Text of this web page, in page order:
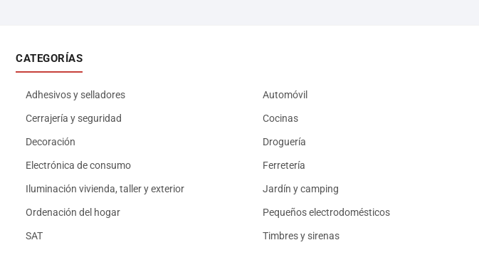
CATEGORÍAS
Adhesivos y selladores Automóvil
Cerrajería y seguridad Cocinas
Decoración Droguería
Electrónica de consumo Ferretería
Iluminación vivienda, taller y exterior Jardín y camping
Ordenación del hogar Pequeños electrodomésticos
SAT Timbres y sirenas